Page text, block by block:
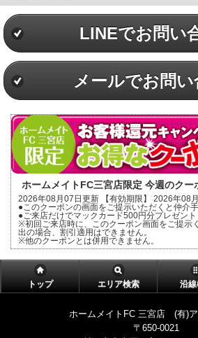
LINEでお問い
メールでお問
ホームメイトFC三宮店限定 今週のクー
2026年08月07日更新 【有効期限】 2026年08
●このクーポンの画面をご提示いただくと仲介
●ご来店だけでマックカード500円分プレゼント
※初回ご来店時に、このクーポン画面をご提示
出の場合、割引適用はできません。
※他のクーポンとは併用できません。
トップ エリア検索 沿
ホームメイトFC 三宮店 (有)
〒650-0021